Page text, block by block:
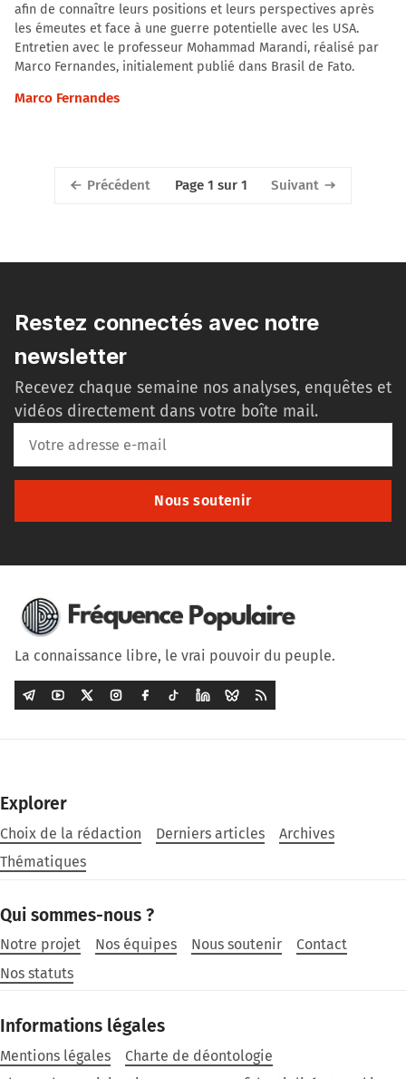
afin de connaître leurs positions et leurs perspectives après
les émeutes et face à une guerre potentielle avec les USA.
Entretien avec le professeur Mohammad Marandi, réalisé par
Marco Fernandes, initialement publié dans Brasil de Fato.
Marco Fernandes
Précédent Page 1 sur 1 Suivant
Restez connectés avec notre
newsletter
Recevez chaque semaine nos analyses, enquêtes et
vidéos directement dans votre boîte mail.
Nous soutenir
La connaissance libre, le vrai pouvoir du peuple.
Explorer
Choix de la rédaction Derniers articles
Archives
Thématiques
Qui sommes-nous ?
Notre projet Nos équipes Nous soutenir
Contact
Nos statuts
Informations légales
Mentions légales
Charte de déontologie